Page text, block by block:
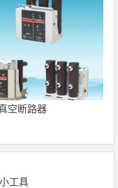
空断路器
工具